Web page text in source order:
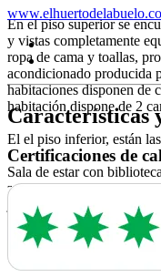
En el piso superior se
y vistas completamente
ropa de cama y toallas,
acondicionado producida
habitaciones disponen de
habitación dispone de 2
El el piso inferior, están
Sala de estar con
zona SPA para uso
jacuzzy 2x2 con cascada
térmica y ducha
masajista realiza
esencias y masaje con
Características
Certificaciones de